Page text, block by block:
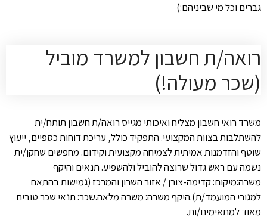
גברים וכל מי שביניהם:)
רואה/ת חשבון למשרד מוביל
(שכר מעולה!)
משרד רואי חשבון מצליח ואיכותי מגייס רואה/ת חשבון תותח/ית
להשתלבות בצוות המקצועי. התפקיד כולל, עריכת דוחות כספיים, ייעוץ
שוטף והזדמנות אמיתית לצמיחה מקצועית וקידום. מחפשים שחקן/ית
נשמה עם ראש גדול שרוצה להוביל ולהשפיע. תנאים והיקף
משרה:מיקום: קדימה-צורן / אזור השרון והמרכז (גמישות בהתאם
למגורי המועמד/ת).היקף משרה: משרה מלאה.שכר: תנאי שכר טובים
מאוד למתאימים/ות.